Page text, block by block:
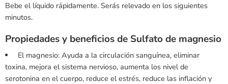
Bebe el líquido rápidamente. Serás relevado en los siguientes
minutos.
Propiedades y beneficios de Sulfato de magnesio
El magnesio: Ayuda a la circulación sanguínea, eliminar
toxina, mejora el sistema nervioso, aumenta los nivel de
serotonina en el cuerpo, reduce el estrés, reduce las inflación y